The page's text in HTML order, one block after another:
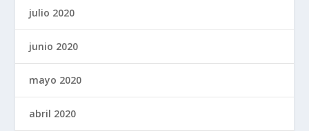
julio 2020
junio 2020
mayo 2020
abril 2020